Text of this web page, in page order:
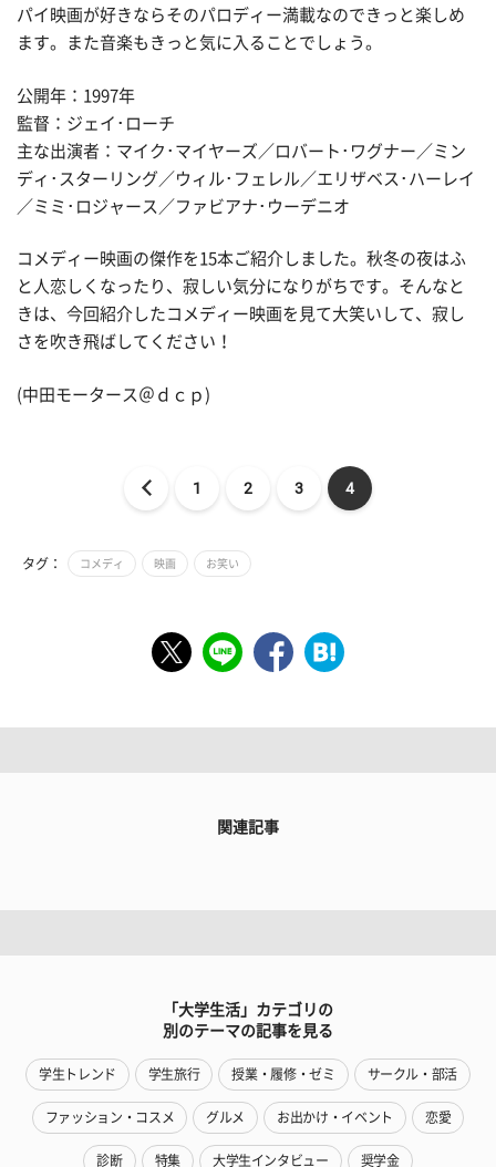
パイ映画が好きならそのパロディー満載なのできっと楽しめ
ます。また音楽もきっと気に入ることでしょう。
公開年：1997年
監督：ジェイ･ローチ
主な出演者：マイク･マイヤーズ／ロバート･ワグナー／ミン
ディ･スターリング／ウィル･フェレル／エリザベス･ハーレイ
／ミミ･ロジャース／ファビアナ･ウーデニオ
コメディー映画の傑作を15本ご紹介しました。秋冬の夜はふ
と人恋しくなったり、寂しい気分になりがちです。そんなと
きは、今回紹介したコメディー映画を見て大笑いして、寂し
さを吹き飛ばしてください！
(中田モータース＠ｄｃｐ)
1 2 3 4
タグ： コメディ 映画 お笑い
関連記事
「大学生活」カテゴリの
別のテーマの記事を見る
学生トレンド 学生旅行 授業・履修・ゼミ サークル・部活
ファッション・コスメ グルメ お出かけ・イベント 恋愛
診断 特集 大学生インタビュー 奨学金